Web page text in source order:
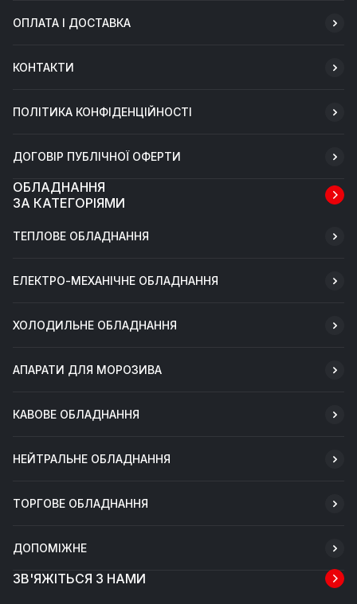
ОПЛАТА І ДОСТАВКА
КОНТАКТИ
ПОЛІТИКА КОНФІДЕНЦІЙНОСТІ
ДОГОВІР ПУБЛІЧНОЇ ОФЕРТИ
ОБЛАДНАННЯ
ЗА КАТЕГОРІЯМИ
ТЕПЛОВЕ ОБЛАДНАННЯ
ЕЛЕКТРО-МЕХАНІЧНЕ ОБЛАДНАННЯ
ХОЛОДИЛЬНЕ ОБЛАДНАННЯ
АПАРАТИ ДЛЯ МОРОЗИВА
КАВОВЕ ОБЛАДНАННЯ
НЕЙТРАЛЬНЕ ОБЛАДНАННЯ
ТОРГОВЕ ОБЛАДНАННЯ
ДОПОМІЖНЕ
ЗВ'ЯЖІТЬСЯ З НАМИ